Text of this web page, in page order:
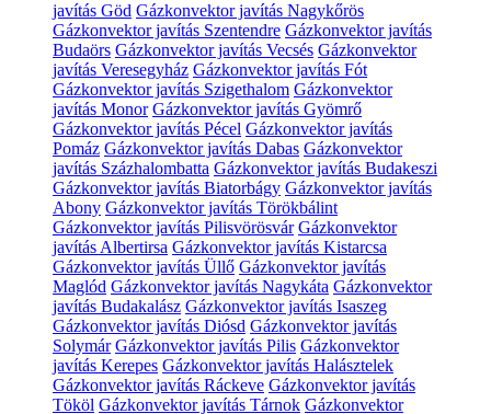
javítás Göd Gázkonvektor javítás Nagykőrös
Gázkonvektor javítás Szentendre Gázkonvektor javítás
Budaörs Gázkonvektor javítás Vecsés Gázkonvektor
javítás Veresegyház Gázkonvektor javítás Fót
Gázkonvektor javítás Szigethalom Gázkonvektor
javítás Monor Gázkonvektor javítás Gyömrő
Gázkonvektor javítás Pécel Gázkonvektor javítás
Pomáz Gázkonvektor javítás Dabas Gázkonvektor
javítás Százhalombatta Gázkonvektor javítás Budakeszi
Gázkonvektor javítás Biatorbágy Gázkonvektor javítás
Abony Gázkonvektor javítás Törökbálint
Gázkonvektor javítás Pilisvörösvár Gázkonvektor
javítás Albertirsa Gázkonvektor javítás Kistarcsa
Gázkonvektor javítás Üllő Gázkonvektor javítás
Maglód Gázkonvektor javítás Nagykáta Gázkonvektor
javítás Budakalász Gázkonvektor javítás Isaszeg
Gázkonvektor javítás Diósd Gázkonvektor javítás
Solymár Gázkonvektor javítás Pilis Gázkonvektor
javítás Kerepes Gázkonvektor javítás Halásztelek
Gázkonvektor javítás Ráckeve Gázkonvektor javítás
Tököl Gázkonvektor javítás Tárnok Gázkonvektor